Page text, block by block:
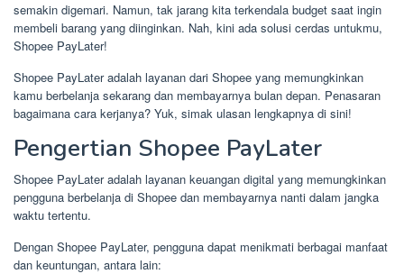
semakin digemari. Namun, tak jarang kita terkendala budget saat ingin
membeli barang yang diinginkan. Nah, kini ada solusi cerdas untukmu,
Shopee PayLater!
Shopee PayLater adalah layanan dari Shopee yang memungkinkan
kamu berbelanja sekarang dan membayarnya bulan depan. Penasaran
bagaimana cara kerjanya? Yuk, simak ulasan lengkapnya di sini!
Pengertian Shopee PayLater
Shopee PayLater adalah layanan keuangan digital yang memungkinkan
pengguna berbelanja di Shopee dan membayarnya nanti dalam jangka
waktu tertentu.
Dengan Shopee PayLater, pengguna dapat menikmati berbagai manfaat
dan keuntungan, antara lain: